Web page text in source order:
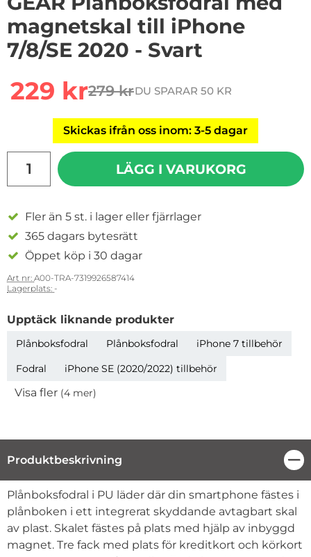
magnetskal till iPhone
7/8/SE 2020 - Svart
rea pris
229 krtidigare pris
279 krDU SPARAR 50 KR
Skickas ifrån oss inom: 3-5 dagar
LÄGG I VARUKORG
Fler än 5 st. i lager eller fjärrlager
365 dagars bytesrätt
Öppet köp i 30 dagar
Art nr: A00-TRA-7319926587414
Lagerplats: -
Upptäck liknande produkter
Plånboksfodral Plånboksfodral
iPhone 7 tillbehör
Fodral
iPhone SE (2020/2022) tillbehör
Visa fler (4 mer)
Produktbeskrivning
Produktbeskrivning
Plånboksfodral i PU läder där din smartphone fästes i
plånboken i ett integrerat skyddande avtagbart skal
av plast. Skalet fästes på plats med hjälp av inbyggd
magnet. Tre fack med plats för kreditkort och körkort